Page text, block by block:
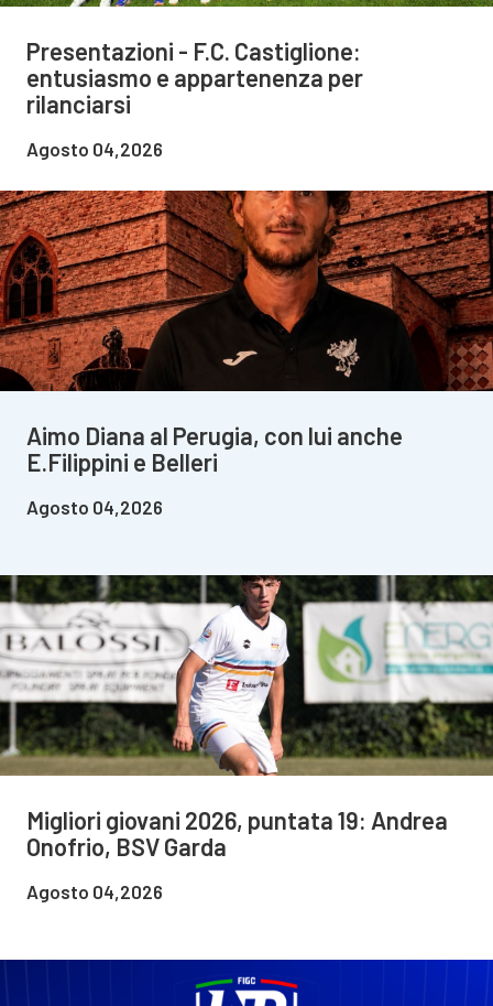
Presentazioni - F.C. Castiglione:
entusiasmo e appartenenza per
rilanciarsi
Agosto 04,2026
Aimo Diana al Perugia, con lui anche
E.Filippini e Belleri
Agosto 04,2026
Migliori giovani 2026, puntata 19: Andrea
Onofrio, BSV Garda
Agosto 04,2026